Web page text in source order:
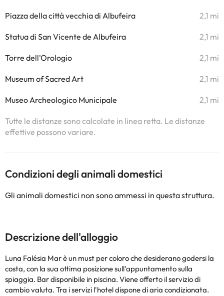
Piazza della città vecchia di Albufeira 2,1 mi
Statua di San Vicente de Albufeira 2,1 mi
Torre dell'Orologio 2,1 mi
Museum of Sacred Art 2,1 mi
Museo Archeologico Municipale 2,1 mi
Tutte le distanze sono calcolate in linea retta. Le distanze
effettive possono variare.
Condizioni degli animali domestici
Gli animali domestici non sono ammessi in questa struttura.
Descrizione dell'alloggio
Luna Falésia Mar è un must per coloro che desiderano godersi la
costa, con la sua ottima posizione sull'appuntamento sulla
spiaggia. Bar disponibile in piscina. Viene offerto il servizio di
cambio valuta. Tra i servizi l'hotel dispone di aria condizionata.